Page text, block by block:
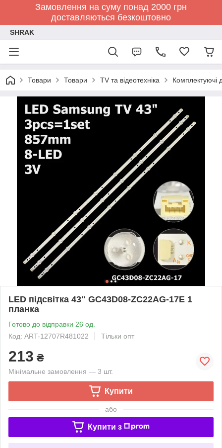
Замовлення на суму понад 2000 грн
доставляються безкоштовно
SHRAK
Товари Товари TV та відеотехніка Комплектуючі
LED підсвітка 43" GC43D08-ZC22AG-17E 1
планка
Готово до відправки 26 од.
Код: ART-12707R481022
Тільки опт
213 ₴
Мінімальне замовлення — 3 шт.
Купити
або
Купити з